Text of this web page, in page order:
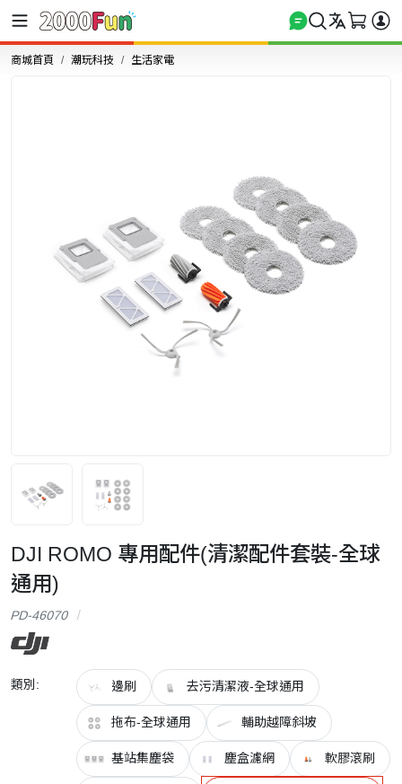
商城首頁 潮玩科技 生活家電
DJI ROMO 專用配件(清潔配件套裝-全球
通用)
PD-46070
類別: 邊刷 去污清潔液-全球通用
拖布-全球通用 輔助越障斜坡
基站集塵袋 塵盒濾網 軟膠滾刷